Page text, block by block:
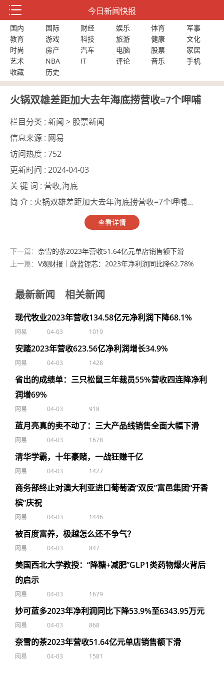
今日新闻快报
国内 国际 财经 娱乐 体育
军事
教育
游戏 科技 旅游 健康
文化
时尚
房产 汽车 电脑 股票
家居
艺术
NBA IT 评论 音乐
手机
收藏
历史
火锅双雄差距加大去年海底捞营收=7个呷哺
栏目分类 : 新闻 > 股票新闻
信息来源 : 网易
访问热度 : 752
更新时间 : 2024-04-03
关 键 词 : 营收,海底
简 介 : 火锅双雄差距加大去年海底捞营收=7个呷哺...
查看详情
下一篇： 奈雪的茶2023年营收51.64亿元单店销售额下滑
上一篇： V观财报｜蔚蓝锂芯：2023年净利润同比降62.78%
最新新闻 相关新闻
现代牧业2023年营收134.58亿元净利润下降68.1%
网易 04-03 1019
安踏2023年营收623.56亿净利润增长34.9%
网易 04-03 1428
省出的成绩单：三只松鼠三年裁员55%营收四连降净利
润增69%
网易 04-03 918
蓝月亮真的卖不动了：三大产品线销售全面大幅下滑
网易 04-03 1678
清华学霸，十年豪赌，一战狂赚千亿
网易 04-03 1427
商务部终止对澳大利亚进口葡萄酒“双反”富邑集团“开香
槟”庆祝
网易 04-03 1446
被百度富养，极越怎么还不争气？
网易 04-03 847
美国西北大学教授：“降糖+减肥”GLP1类药物爆火背后
的启示
网易 04-03 1679
妙可蓝多2023年净利润同比下降53.9%至6343.95万元
网易 04-03 868
奈雪的茶2023年营收51.64亿元单店销售额下滑
网易 04-03 1581